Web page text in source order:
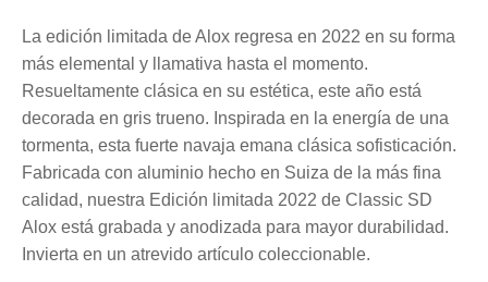
La edición limitada de Alox regresa en 2022 en su forma
más elemental y llamativa hasta el momento.
Resueltamente clásica en su estética, este año está
decorada en gris trueno. Inspirada en la energía de una
tormenta, esta fuerte navaja emana clásica sofisticación.
Fabricada con aluminio hecho en Suiza de la más fina
calidad, nuestra Edición limitada 2022 de Classic SD
Alox está grabada y anodizada para mayor durabilidad.
Invierta en un atrevido artículo coleccionable.